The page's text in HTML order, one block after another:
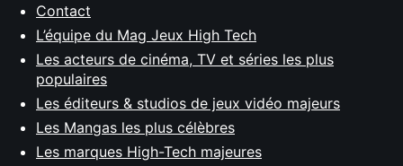
Contact
L’équipe du Mag Jeux High Tech
Les acteurs de cinéma, TV et séries les plus
populaires
Les éditeurs & studios de jeux vidéo majeurs
Les Mangas les plus célèbres
Les marques High-Tech majeures